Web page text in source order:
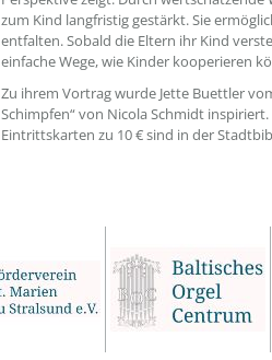
zum Kind langfristig gestärkt. Sie
entfalten. Sobald die Eltern ihr Kind
einfache Wege, wie Kinder kooperieren
Zu ihrem Vortrag wurde Jette Buettler
Schimpfen“ von Nicola Schmidt inspiriert.
Eintrittskarten zu 10 € sind in der